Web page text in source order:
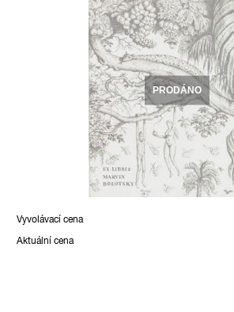
PRODÁNO
Vyvolávací cena
Aktuální cena